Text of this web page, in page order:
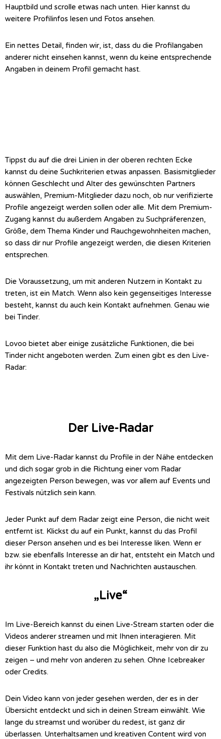
Hauptbild und scrolle etwas nach unten. Hier kannst du
weitere Profilinfos lesen und Fotos ansehen.
Ein nettes Detail, finden wir, ist, dass du die Profilangaben
anderer nicht einsehen kannst, wenn du keine entsprechende
Angaben in deinem Profil gemacht hast.
Tippst du auf die drei Linien in der oberen rechten Ecke
kannst du deine Suchkriterien etwas anpassen. Basismitglieder
können Geschlecht und Alter des gewünschten Partners
auswählen, Premium-Mitglieder dazu noch, ob nur verifizierte
Profile angezeigt werden sollen oder alle. Mit dem Premium-
Zugang kannst du außerdem Angaben zu Suchpräferenzen,
Größe, dem Thema Kinder und Rauchgewohnheiten machen,
so dass dir nur Profile angezeigt werden, die diesen Kriterien
entsprechen.
Die Voraussetzung, um mit anderen Nutzern in Kontakt zu
treten, ist ein Match. Wenn also kein gegenseitiges Interesse
besteht, kannst du auch kein Kontakt aufnehmen. Genau wie
bei Tinder.
Lovoo bietet aber einige zusätzliche Funktionen, die bei
Tinder nicht angeboten werden. Zum einen gibt es den Live-
Radar:
Der Live-Radar
Mit dem Live-Radar kannst du Profile in der Nähe entdecken
und dich sogar grob in die Richtung einer vom Radar
angezeigten Person bewegen, was vor allem auf Events und
Festivals nützlich sein kann.
Jeder Punkt auf dem Radar zeigt eine Person, die nicht weit
entfernt ist. Klickst du auf ein Punkt, kannst du das Profil
dieser Person ansehen und es bei Interesse liken. Wenn er
bzw. sie ebenfalls Interesse an dir hat, entsteht ein Match und
ihr könnt in Kontakt treten und Nachrichten austauschen.
„Live“
Im Live-Bereich kannst du einen Live-Stream starten oder die
Videos anderer streamen und mit Ihnen interagieren. Mit
dieser Funktion hast du also die Möglichkeit, mehr von dir zu
zeigen – und mehr von anderen zu sehen. Ohne Icebreaker
oder Credits.
Dein Video kann von jeder gesehen werden, der es in der
Übersicht entdeckt und sich in deinen Stream einwählt. Wie
lange du streamst und worüber du redest, ist ganz dir
überlassen. Unterhaltsamen und kreativen Content wird von